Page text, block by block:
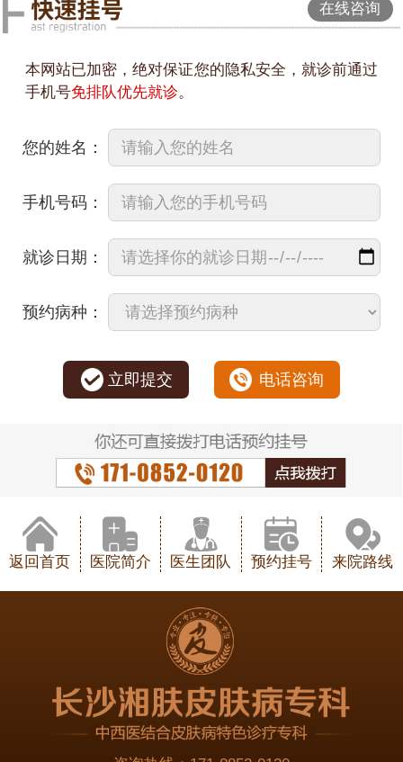
在线咨询
本网站已加密，绝对保证您的隐私安全，就诊前通过
手机号免排队优先就诊。
您的姓名：
手机号码：
就诊日期：
预约病种：
立即提交 电话咨询
返回首页 医院简介 医生团队 预约挂号 来院路线